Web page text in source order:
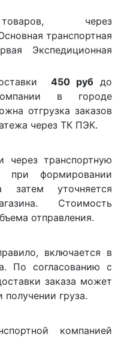
товаров, через
транспортная
Экспедиционная
450 рубдо
в городе
отгрузка заказов
через ТК ПЭК.
через транспортную
при формировании
затем уточняется
Стоимость
отправления.
включается в
По согласованию с
заказа может
груза.
компанией